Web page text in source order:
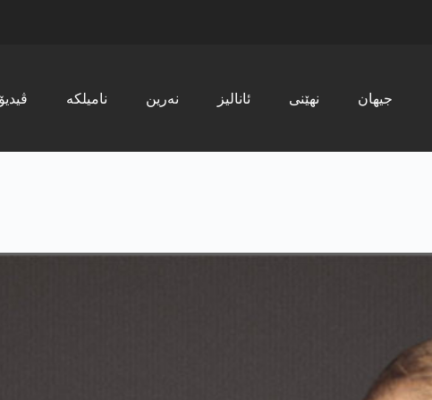
ڤیدیۆ نامیلکە نەرین ئانالیز نھێنی جیھان